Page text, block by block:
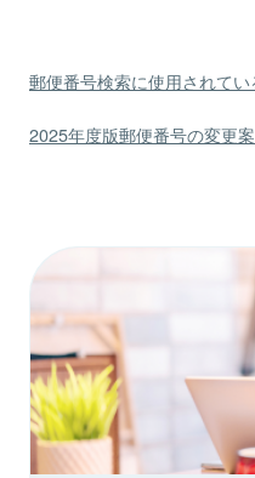
郵便番号検索に使用されて
2025年度版郵便番号の変更